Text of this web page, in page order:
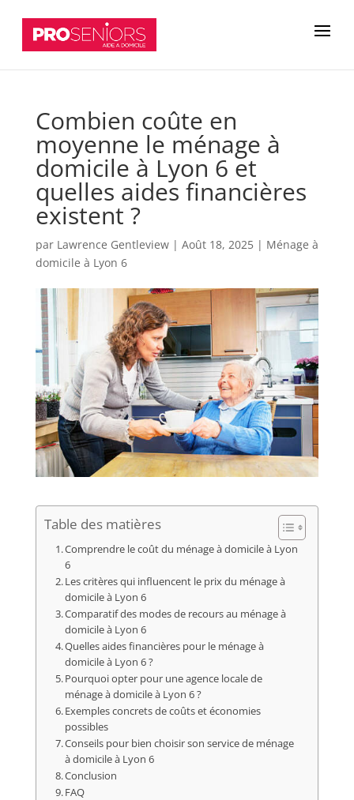
Combien coûte en
moyenne le ménage à
domicile à Lyon 6 et
quelles aides financières
existent ?
par Lawrence Gentleview| Août 18, 2025| Ménage à
domicile à Lyon 6
Table des matières
Comprendre le coût du ménage à domicile à Lyon
6
Les critères qui influencent le prix du ménage à
domicile à Lyon 6
Comparatif des modes de recours au ménage à
domicile à Lyon 6
Quelles aides financières pour le ménage à
domicile à Lyon 6 ?
Pourquoi opter pour une agence locale de
ménage à domicile à Lyon 6 ?
Exemples concrets de coûts et économies
possibles
Conseils pour bien choisir son service de ménage
à domicile à Lyon 6
Conclusion
FAQ